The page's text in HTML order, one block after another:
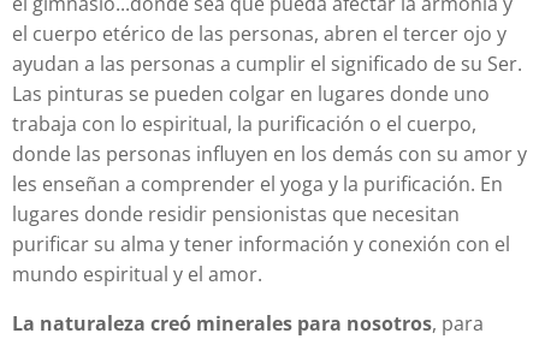
el cuerpo etérico de las personas, abren el tercer ojo y
ayudan a las personas a cumplir el significado de su Ser.
Las pinturas se pueden colgar en lugares donde uno
trabaja con lo espiritual, la purificación o el cuerpo,
donde las personas influyen en los demás con su amor y
les enseñan a comprender el yoga y la purificación. En
lugares donde residir pensionistas que necesitan
purificar su alma y tener información y conexión con el
mundo espiritual y el amor.
La naturaleza creó minerales para nosotros, para